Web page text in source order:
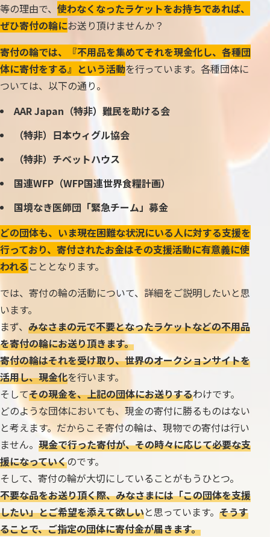
等の理由で、 使わなくなったラケットをお持ちであれば、
ぜひ寄付の輪にお送り頂けませんか？
寄付の輪では、『不用品を集めてそれを現金化し、各種団
体に寄付をする』という活動を行っています。各種団体に
ついては、以下の通り。
AAR Japan（特非）難民を助ける会
（特非）日本ウィグル協会
（特非）チベットハウス
国連WFP（WFP国連世界食糧計画）
国境なき医師団「緊急チーム」募金
どの団体も、いま現在困難な状況にいる人に対する支援を
行っており、寄付されたお金はその支援活動に有意義に使
われる こととなります。
では、寄付の輪の活動について、詳細をご説明したいと思
います。
まず、 みなさまの元で不要となったラケットなどの不用品
を寄付の輪にお送り頂きます。
寄付の輪はそれを受け取り、世界のオークションサイトを
活用し、現金化を行います。
そしてその現金を、上記の団体にお送りするわけです。
どのような団体においても、現金の寄付に勝るものはない
と考えます。だからこそ寄付の輪は、現物での寄付は行い
ません。 現金で行った寄付が、その時々に応じて必要な支
援になっていくのです。
そして、寄付の輪が大切にしていることがもうひとつ。
不要な品をお送り頂く際、みなさまには「この団体を支援
したい」とご希望を添えて欲しいと思っています。 そうす
ることで、ご指定の団体に寄付金が届きます。